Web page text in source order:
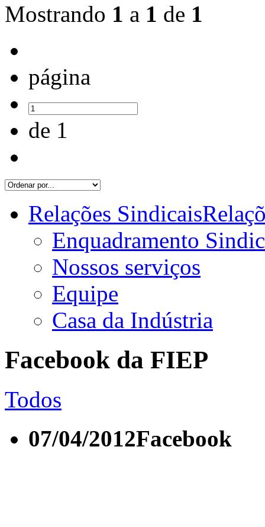
Mostrando 1 a 1 de 1
página
de 1
Relações Sindicais
Enquadramento
Nossos serviços
Equipe
Casa da Indústria
Facebook da FIEP
Todos
07/04/2012Facebook